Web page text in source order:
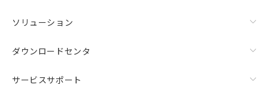
ソリューション
ダウンロードセンタ
サービスサポート